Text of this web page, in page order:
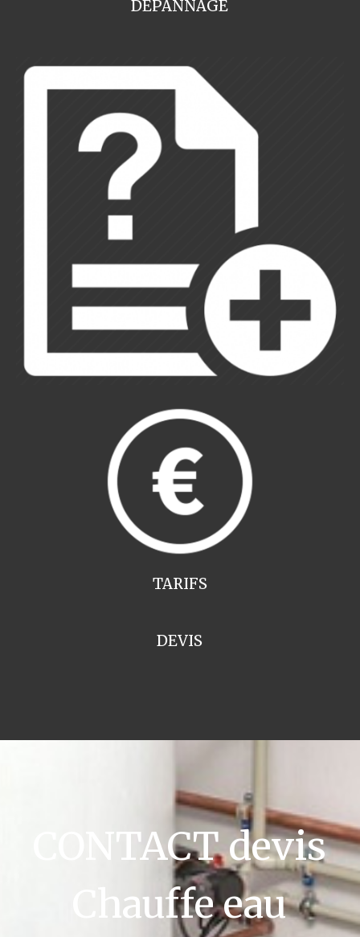
DEPANNAGE
TARIFS
DEVIS
CONTACT devis
Chauffe eau